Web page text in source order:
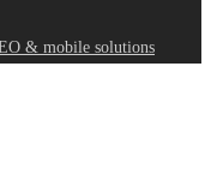
& mobile solutions